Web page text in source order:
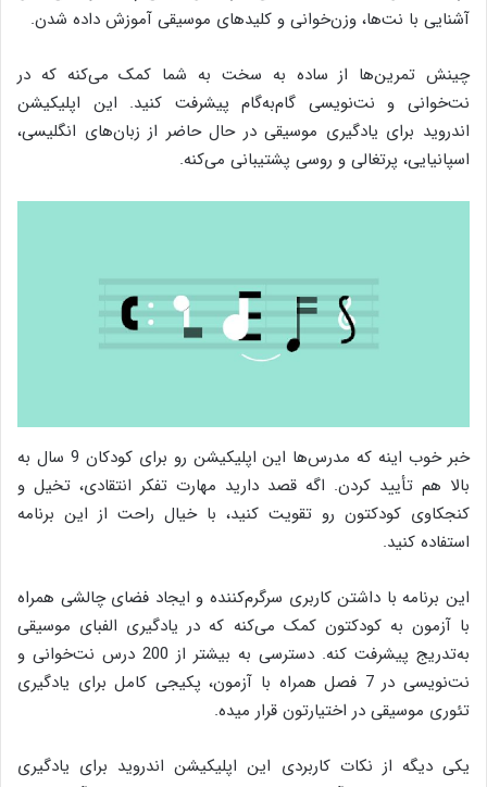
آشنایی با نت‌ها، وزن‌خوانی و کلیدهای موسیقی آموزش داده شدن.
چینش تمرین‌ها از ساده به سخت به شما کمک می‌کنه که در
نت‌خوانی و نت‌نویسی گام‌به‌گام پیشرفت کنید. این اپلیکیشن
اندروید برای یادگیری موسیقی در حال حاضر از زبان‌های انگلیسی،
اسپانیایی، پرتغالی و روسی پشتیبانی می‌کنه.
خبر خوب اینه که مدرس‌ها این اپلیکیشن رو برای کودکان 9 سال به
بالا هم تأیید کردن. اگه قصد دارید مهارت تفکر انتقادی، تخیل و
کنجکاوی کودکتون رو تقویت کنید، با خیال راحت از این برنامه
استفاده کنید.
این برنامه با داشتن کاربری سرگرم‌کننده و ایجاد فضای چالشی همراه
با آزمون به کودکتون کمک می‌کنه که در یادگیری الفبای موسیقی
به‌تدریج پیشرفت کنه. دسترسی به بیشتر از 200 درس نت‌خوانی و
نت‌نویسی در 7 فصل همراه با آزمون، پکیجی کامل برای یادگیری
تئوری موسیقی در اختیارتون قرار میده.
یکی دیگه از نکات کاربردی این اپلیکیشن اندروید برای یادگیری